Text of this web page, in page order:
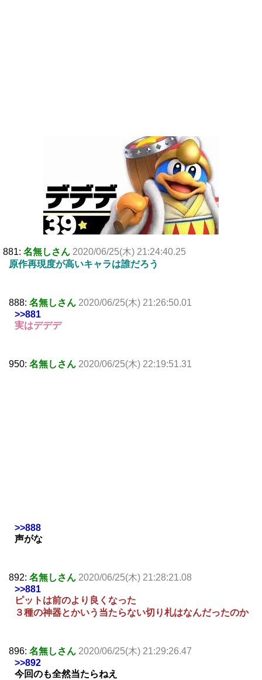
881: 名無しさん 2020/06/25(木) 21:24:40.25
原作再現度が高いキャラは誰だろう
888: 名無しさん 2020/06/25(木) 21:26:50.01
>>881
実はデデデ
950: 名無しさん 2020/06/25(木) 22:19:51.31
>>888
声がな
892: 名無しさん 2020/06/25(木) 21:28:21.08
>>881
ピットは前のより良くなった
３種の神器とかいう当たらない切り札はなんだったのか
896: 名無しさん 2020/06/25(木) 21:29:26.47
>>892
今回のも全然当たらねえ